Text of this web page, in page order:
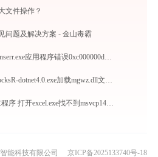
文件操作？
问题及解决方案 - 金山毒霸
WPS Office错误报告transerr.exe应用程序错误0xc000000d解决方法
Microsoft Office Excel主程序 打开excel.exe找不到msvcp140.dll怎么办
能科技有限公司 京ICP备2025133740号-18